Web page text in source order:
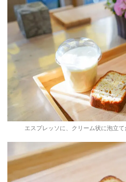
エスプレッソに、クリーム状に泡立